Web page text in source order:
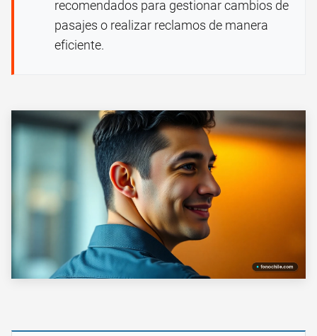
recomendados para gestionar cambios de
pasajes o realizar reclamos de manera
eficiente.